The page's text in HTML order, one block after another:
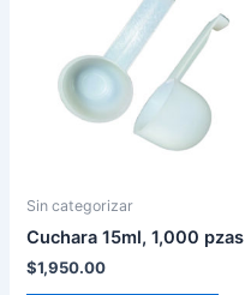
Sin categorizar
Cuchara 15ml, 1,000 pzas
$1,950.00